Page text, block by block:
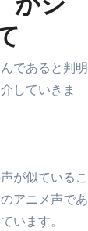
であると判明
していきま
が似ているこ
アニメ声であ
います。